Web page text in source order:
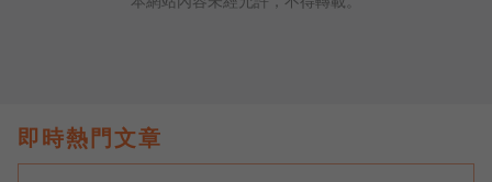
即時熱門文章